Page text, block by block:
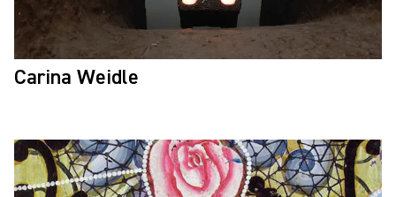
Carina Weidle